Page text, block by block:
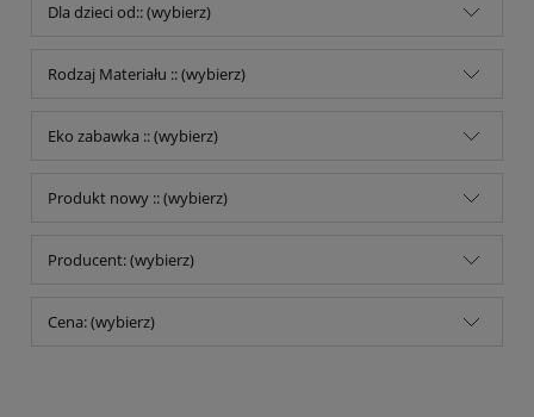
Dla dzieci od:: (wybierz)
Rodzaj Materiału :: (wybierz)
Eko zabawka :: (wybierz)
Produkt nowy :: (wybierz)
Producent: (wybierz)
Cena: (wybierz)